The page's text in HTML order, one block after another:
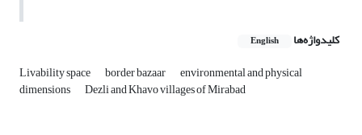
کلیدواژه‌ها English
Livability space border bazaar environmental and physical
dimensions Dezli and Khavo villages of Mirabad